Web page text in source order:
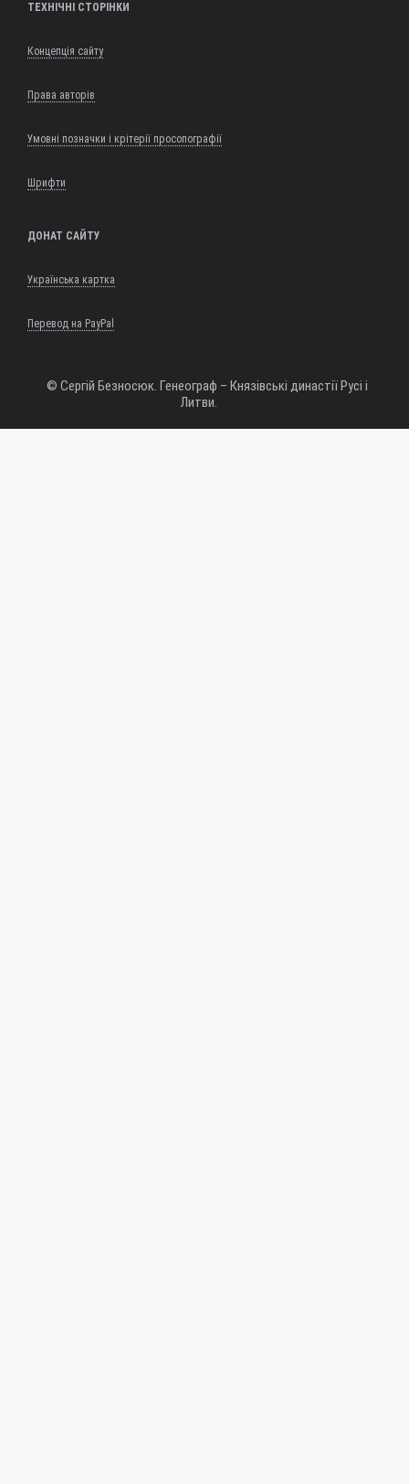
ТЕХНІЧНІ СТОРІНКИ
Концепція сайту
Права авторів
Умовні позначки і крітерії просопографії
Шрифти
ДОНАТ САЙТУ
Українська картка
Перевод на PayPal
© Сергій Безносюк. Генеограф – Князівські династії Русі і
Литви.